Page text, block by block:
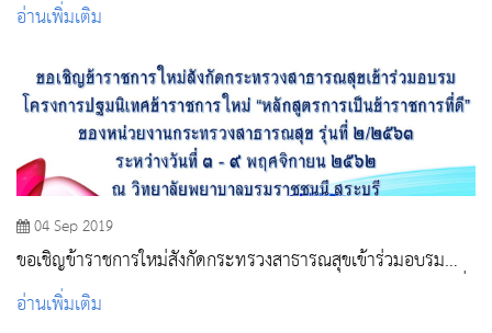
อ่านเพิ่มเติม
04 Sep 2019
ขอเชิญข้าราชการใหม่สังกัดกระทรวงสาธารณสุขเข้าร่วมอบรม
โครงการปฐมนิเทศข้าราชการใหม่ “หลักสูตรการเป็นข้าราชการที่
ดี” ของหน่วยงานกระทรวงสาธารณสุข รุ่นที่ ๒/๒๕๖๓
อ่านเพิ่มเติม